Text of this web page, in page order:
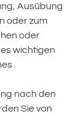
Ausübung
oder zum
oder
wichtigen
nach den
Sie von